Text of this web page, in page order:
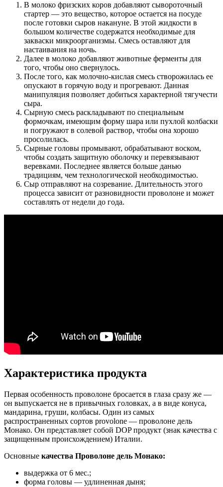
В молоко фризских коров добавляют сывороточный
стартер — это вещество, которое остается на посуде
после готовки сыров накануне. В этой жидкости в
большом количестве содержатся необходимые для
закваски микроорганизмы. Смесь оставляют для
настаивания на ночь.
Далее в молоко добавляют животные ферменты для
того, чтобы оно свернулось.
После того, как молочно-кислая смесь створожилась ее
опускают в горячую воду и прогревают. Данная
манипуляция позволяет добиться характерной тягучести
сыра.
Сырную смесь раскладывают по специальным
формочкам, имеющим форму шара или пухлой колбаски
и погружают в солевой раствор, чтобы она хорошо
просолилась.
Сырные головы промывают, обрабатывают воском,
чтобы создать защитную оболочку и перевязывают
веревками. Последнее является больше данью
традициям, чем технологической необходимостью.
Сыр отправляют на созревание. Длительность этого
процесса зависит от разновидности проволоне и может
составлять от недели до года.
Характеристика продукта
Первая особенность проволоне бросается в глаза сразу же —
он выпускается не в привычных головках, а в виде конуса,
мандарина, груши, колбасы. Один из самых
распространенных сортов provolone — проволоне дель
Монако. Он представляет собой DOP продукт (знак качества с
защищенным происхождением) Италии.
Основные качества Проволоне дель Монако:
выдержка от 6 мес.;
форма головы — удлиненная дыня;